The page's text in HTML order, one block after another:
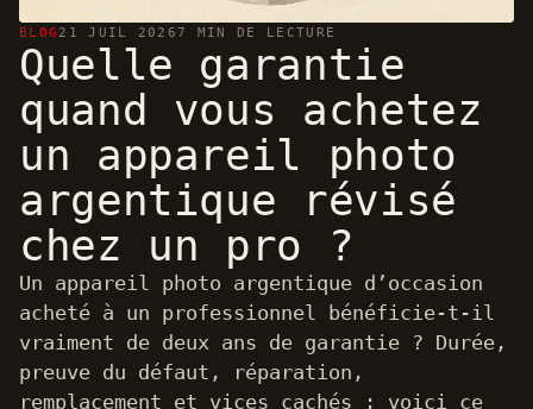
BLOG 21 JUIL 20267 MIN DE LECTURE
Quelle garantie
quand vous achetez
un appareil photo
argentique révisé
chez un pro ?
Un appareil photo argentique d’occasion
acheté à un professionnel bénéficie-t-il
vraiment de deux ans de garantie ? Durée,
preuve du défaut, réparation,
remplacement et vices cachés : voici ce